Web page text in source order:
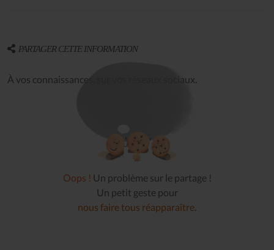
PARTAGER CETTE INFORMATION
À vos connaissances, sur vos réseaux sociaux.
Oops ! Un problème sur le partage !
Un petit geste pour
nous faire tous réapparaître.